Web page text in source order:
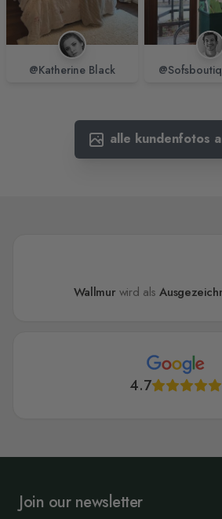
@Katherine Black
alle kundenfotos
Wallmur wird als
4.7
Join our newsletter